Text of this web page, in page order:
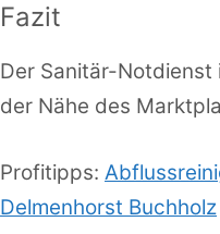
Fazit
Der Sanitär-Notdienst
der Nähe des
Profitipps:
Delmenhorst Buchholz